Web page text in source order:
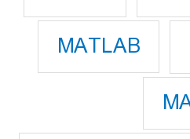
MATLAB